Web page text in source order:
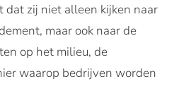
zij niet alleen kijken naar
maar ook naar de
op het milieu, de
waarop bedrijven worden